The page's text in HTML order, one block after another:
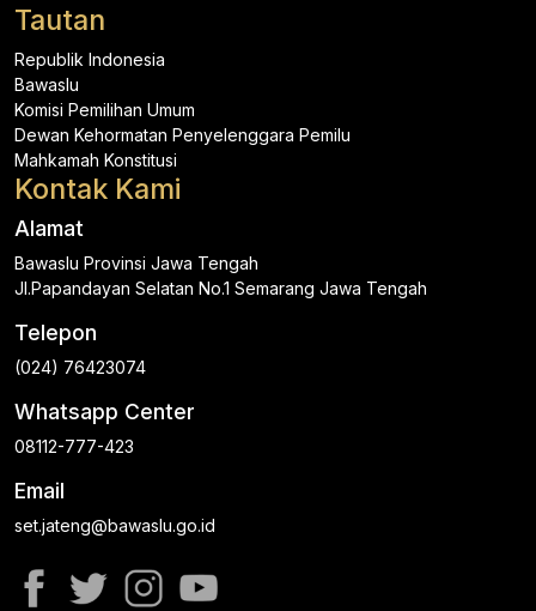
Tautan
Republik Indonesia
Bawaslu
Komisi Pemilihan Umum
Dewan Kehormatan Penyelenggara Pemilu
Mahkamah Konstitusi
Kontak Kami
Alamat
Bawaslu Provinsi Jawa Tengah
Jl.Papandayan Selatan No.1 Semarang Jawa Tengah
Telepon
(024) 76423074
Whatsapp Center
08112-777-423
Email
set.jateng@bawaslu.go.id